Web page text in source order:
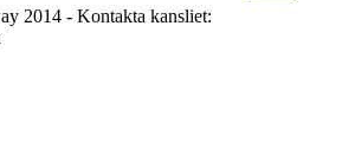
2014 - Kontakta kansliet: